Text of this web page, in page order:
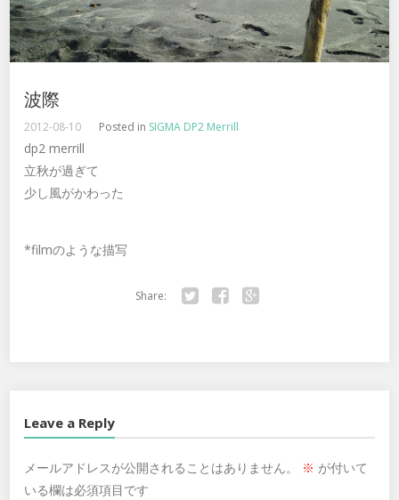
波際
2012-08-10 Posted in SIGMA DP2 Merrill
dp2 merrill
立秋が過ぎて
少し風がかわった
*filmのような描写
Share:
Leave a Reply
メールアドレスが公開されることはありません。 ※ が付いて
いる欄は必須項目です